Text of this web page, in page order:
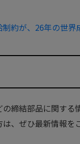
約が、26年の世界
締結部品に関する
、ぜひ最新情報を